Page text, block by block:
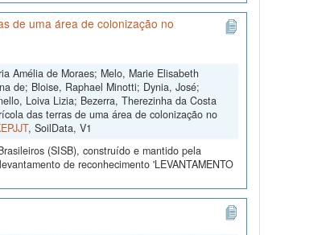
de uma área de colonização no
Amélia de Moraes; Melo, Marie Elisabeth
de; Bloise, Raphael Minotti; Dynia, José;
Loiva Lizia; Bezerra, Therezinha da Costa
das terras de uma área de colonização no
, SoilData, V1
(SISB), construído e mantido pela
de reconhecimento 'LEVANTAMENTO